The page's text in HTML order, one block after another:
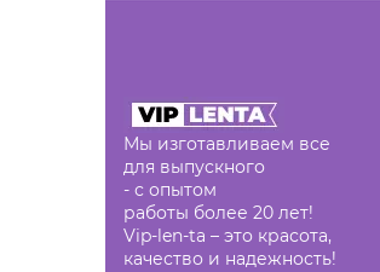
Мы изготавливаем все
для выпускного
- с опытом
работы более 20 лет!
Vip-len-ta – это красота,
качество и надежность!